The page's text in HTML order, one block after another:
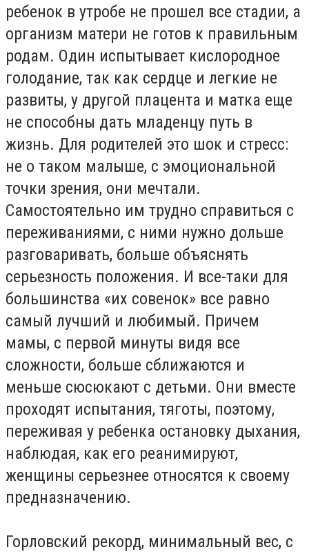
ребенок в утробе не прошел все стадии, а
организм матери не готов к правильным
родам. Один испытывает кислородное
голодание, так как сердце и легкие не
развиты, у другой плацента и матка еще
не способны дать младенцу путь в
жизнь. Для родителей это шок и стресс:
не о таком малыше, с эмоциональной
точки зрения, они мечтали.
Самостоятельно им трудно справиться с
переживаниями, с ними нужно дольше
разговаривать, больше объяснять
серьезность положения. И все-таки для
большинства «их совенок» все равно
самый лучший и любимый. Причем
мамы, с первой минуты видя все
сложности, больше сближаются и
меньше сюсюкают с детьми. Они вместе
проходят испытания, тяготы, поэтому,
переживая у ребенка остановку дыхания,
наблюдая, как его реанимируют,
женщины серьезнее относятся к своему
предназначению.
Горловский рекорд, минимальный вес, с